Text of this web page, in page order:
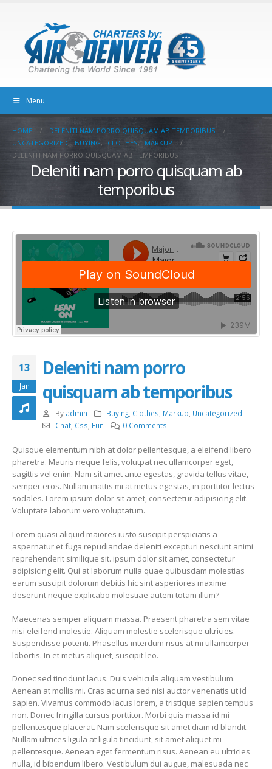
Menu
HOME
DELENITI NAM PORRO QUISQUAM AB TEMPORIBUS
UNCATEGORIZED, BUYING, CLOTHES,
MARKUP
DELENITI NAM PORRO QUISQUAM AB TEMPORIBUS
Deleniti nam porro quisquam ab
temporibus
13
Jan
Deleniti nam porro
quisquam ab temporibus
By admin Buying, Clothes, Markup, Uncategorized
Chat, Css, Fun 0 Comments
Quisque elementum nibh at dolor pellentesque, a eleifend libero
pharetra. Mauris neque felis, volutpat nec ullamcorper eget,
sagittis vel enim. Nam sit amet ante egestas, gravida tellus vitae,
semper eros. Nullam mattis mi at metus egestas, in porttitor lectus
sodales. Lorem ipsum dolor sit amet, consectetur adipisicing elit.
Voluptate laborum vero voluptatum.
Lorem quasi aliquid maiores iusto suscipit perspiciatis a
aspernatur et fuga repudiandae deleniti excepturi nesciunt animi
reprehenderit similique sit. ipsum dolor sit amet, consectetur
adipisicing elit. Qui at laborum nulla quae quibusdam molestias
earum suscipit dolorum debitis hic sint asperiores maxime
deserunt neque explicabo molestiae autem totam illum?
Maecenas semper aliquam massa. Praesent pharetra sem vitae
nisi eleifend molestie. Aliquam molestie scelerisque ultricies.
Suspendisse potenti. Phasellus interdum risus at mi ullamcorper
lobortis. In et metus aliquet, suscipit leo.
Donec sed tincidunt lacus. Duis vehicula aliquam vestibulum.
Aenean at mollis mi. Cras ac urna sed nisi auctor venenatis ut id
sapien. Vivamus commodo lacus lorem, a tristique sapien tempus
non. Donec fringilla cursus porttitor. Morbi quis massa id mi
pellentesque placerat. Nam scelerisque sit amet diam id blandit.
Nullam ultrices ligula at ligula tincidunt, sit amet aliquet mi
pellentesque. Aenean eget fermentum risus. Aenean eu ultricies
nulla, id bibendum libero. Vestibulum dui augue, malesuada nec